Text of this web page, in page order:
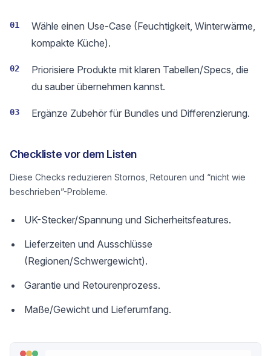
01
Wähle einen Use-Case (Feuchtigkeit, Winterwärme,
kompakte Küche).
02
Priorisiere Produkte mit klaren Tabellen/Specs, die
du sauber übernehmen kannst.
03 Ergänze Zubehör für Bundles und Differenzierung.
Checkliste vor dem Listen
Diese Checks reduzieren Stornos, Retouren und “nicht wie
beschrieben”-Probleme.
UK-Stecker/Spannung und Sicherheitsfeatures.
Lieferzeiten und Ausschlüsse
(Regionen/Schwergewicht).
Garantie und Retourenprozess.
Maße/Gewicht und Lieferumfang.